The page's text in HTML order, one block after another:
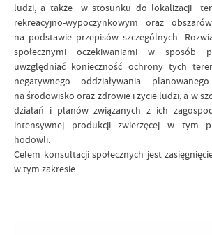
ludzi, a także w stosunku do lokalizacji
rekreacyjno-wypoczynkowym oraz
na podstawie przepisów szczególnych.
społecznymi oczekiwaniami w sposób
uwzględniać konieczność ochrony tych
negatywnego oddziaływania
na środowisko oraz zdrowie i życie ludzi, a w
działań i planów związanych z ich
intensywnej produkcji zwierzęcej w tym
hodowli.
Celem konsultacji społecznych jest
w tym zakresie.